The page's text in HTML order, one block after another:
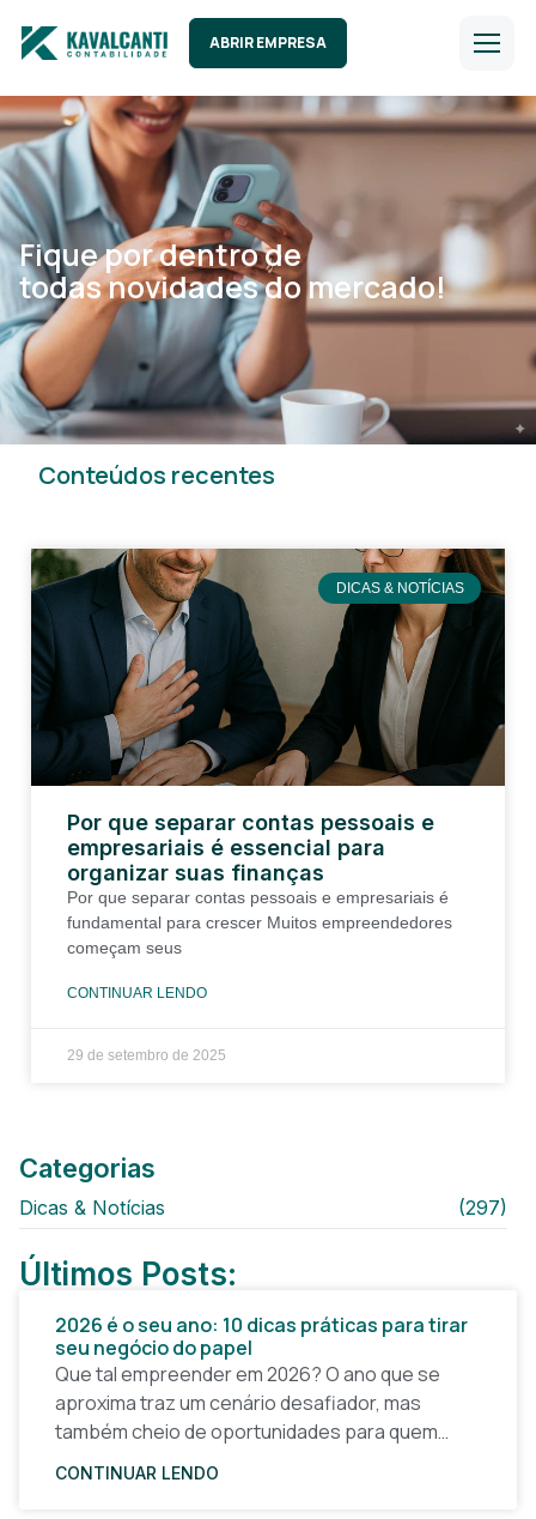
ABRIR EMPRESA
Fique por dentro de
todas novidades do mercado!
Conteúdos recentes
DICAS & NOTÍCIAS
Por que separar contas pessoais e
empresariais é essencial para
organizar suas finanças
Por que separar contas pessoais e empresariais é
fundamental para crescer Muitos empreendedores
começam seus
CONTINUAR LENDO
29 de setembro de 2025
Categorias
Dicas & Notícias (297)
Últimos Posts:
2026 é o seu ano: 10 dicas práticas para tirar
seu negócio do papel
Que tal empreender em 2026? O ano que se
aproxima traz um cenário desafiador, mas
também cheio de oportunidades para quem
quer tirar uma ideia do papel e construir um
CONTINUAR LENDO